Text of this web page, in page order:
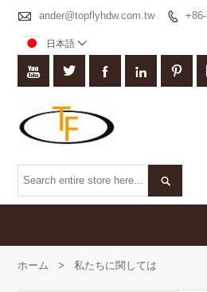
 ander@topflyhdw.com.tw 
日本語 
    

ホーム > 私たちに関しては